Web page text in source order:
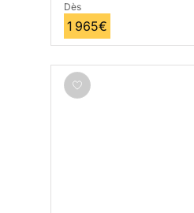
Dès
1 965€